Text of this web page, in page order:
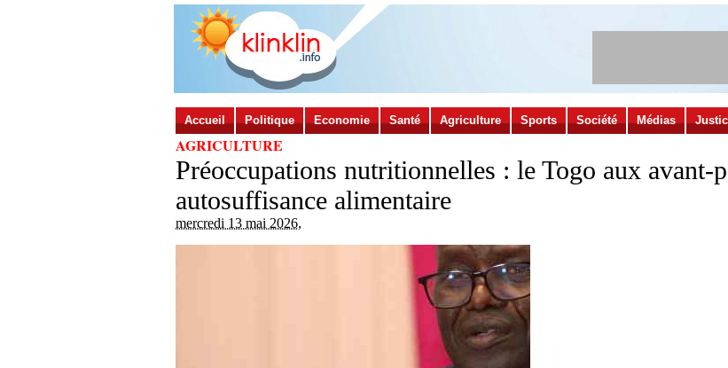
Accueil Politique Economie Santé Agriculture Sports Société Médias
AGRICULTURE
Préoccupations nutritionnelles : le Togo aux avant-
autosuffisance alimentaire
mercredi 13 mai 2026,